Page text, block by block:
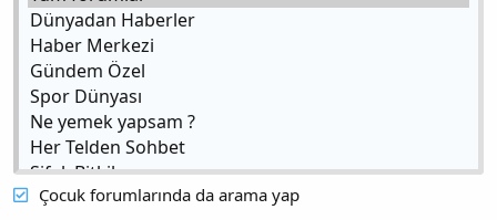
Çocuk forumlarında da arama yap